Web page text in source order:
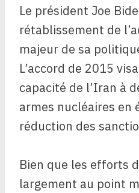
Le président Joe
rétablissement de
majeur de sa
L’accord de 2015
capacité de l’Iran à
armes nucléaires en
réduction des
Bien que les efforts
largement au point